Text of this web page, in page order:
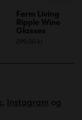
Ferm Living
Ripple Wine
Glasses
299,00 kr
, Instagram og